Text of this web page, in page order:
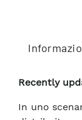
Recently
In uno